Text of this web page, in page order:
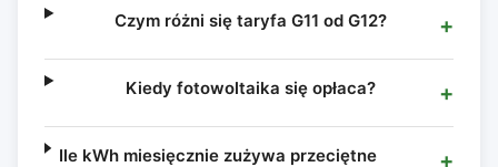
Czym różni się taryfa G11 od G12?
Kiedy fotowoltaika się opłaca?
Ile kWh miesięcznie zużywa przeciętne